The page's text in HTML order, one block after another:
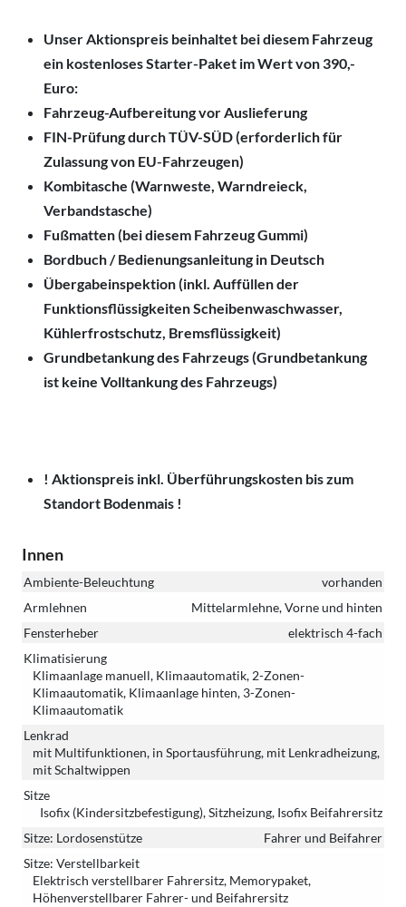
Unser Aktionspreis beinhaltet bei diesem Fahrzeug
ein kostenloses Starter-Paket im Wert von 390,-
Euro:
Fahrzeug-Aufbereitung vor Auslieferung
FIN-Prüfung durch TÜV-SÜD (erforderlich für
Zulassung von EU-Fahrzeugen)
Kombitasche (Warnweste, Warndreieck,
Verbandstasche)
Fußmatten (bei diesem Fahrzeug Gummi)
Bordbuch / Bedienungsanleitung in Deutsch
Übergabeinspektion (inkl. Auffüllen der
Funktionsflüssigkeiten Scheibenwaschwasser,
Kühlerfrostschutz, Bremsflüssigkeit)
Grundbetankung des Fahrzeugs (Grundbetankung
ist keine Volltankung des Fahrzeugs)
! Aktionspreis inkl. Überführungskosten bis zum
Standort Bodenmais !
Innen
Ambiente-Beleuchtung
vorhanden
Armlehnen
Mittelarmlehne, Vorne und hinten
Fensterheber
elektrisch 4-fach
Klimatisierung
Klimaanlage manuell, Klimaautomatik, 2-Zonen-
Klimaautomatik, Klimaanlage hinten, 3-Zonen-
Klimaautomatik
Lenkrad
mit Multifunktionen, in Sportausführung, mit Lenkradheizung,
mit Schaltwippen
Sitze
Isofix (Kindersitzbefestigung), Sitzheizung, Isofix Beifahrersitz
Sitze: Lordosenstütze
Fahrer und Beifahrer
Sitze: Verstellbarkeit
Elektrisch verstellbarer Fahrersitz, Memorypaket,
Höhenverstellbarer Fahrer- und Beifahrersitz